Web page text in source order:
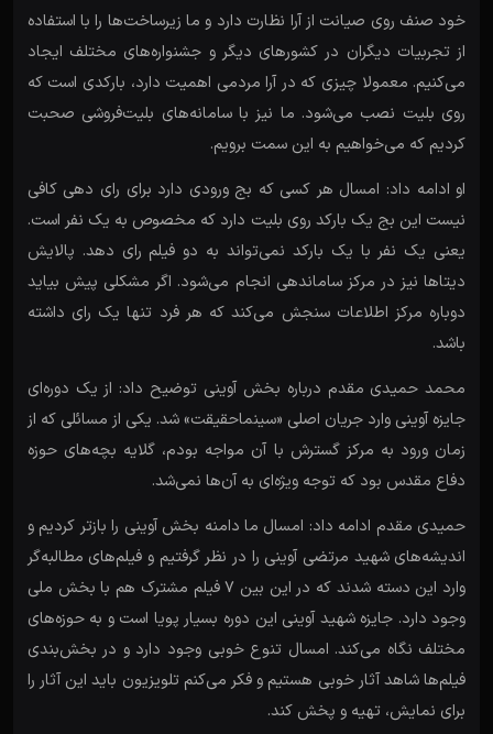
خود صنف روی صیانت از آرا نظارت دارد و ما زیرساخت‌ها را با استفاده
از تجربیات دیگران در کشورهای دیگر و جشنواره‌های مختلف ایجاد
می‌کنیم. معمولا چیزی که در آرا مردمی اهمیت دارد، بارکدی است که
روی بلیت نصب می‌شود. ما نیز با سامانه‌های بلیت‌فروشی صحبت
کردیم که می‌خواهیم به این سمت برویم.
او ادامه داد: امسال هر کسی که بج ورودی دارد برای رای دهی کافی
نیست این بج یک بارکد روی بلیت دارد که مخصوص به یک نفر است.
یعنی یک نفر با یک بارکد نمی‌تواند به دو فیلم رای دهد. پالایش
دیتاها نیز در مرکز ساماندهی انجام می‌شود. اگر مشکلی پیش بیاید
دوباره مرکز اطلاعات سنجش می‌کند که هر فرد تنها یک رای داشته
باشد.
محمد حمیدی مقدم درباره بخش آوینی توضیح داد: از یک دوره‌ای
جایزه آوینی وارد جریان اصلی «سینماحقیقت» شد. یکی از مسائلی که از
زمان ورود به مرکز گسترش با آن مواجه بودم، گلایه بچه‌های حوزه
دفاع مقدس بود که توجه ویژه‌ای به آن‌ها نمی‌شد.
حمیدی مقدم ادامه داد: امسال ما دامنه بخش آوینی را بازتر کردیم و
اندیشه‌های شهید مرتضی آوینی را در نظر گرفتیم و فیلم‌های مطالبه‌گر
وارد این دسته شدند که در این بین ۷ فیلم مشترک هم با بخش ملی
وجود دارد. جایزه شهید آوینی این دوره بسیار پویا است و به حوزه‌های
مختلف نگاه می‌کند. امسال تنوع خوبی وجود دارد و در بخش‌بندی
فیلم‌ها شاهد آثار خوبی هستیم و فکر می‌کنم تلویزیون باید این آثار را
برای نمایش، تهیه و پخش کند.